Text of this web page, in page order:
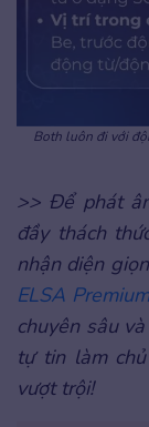
Both luôn đi với
>> Để phát
đầy thách
nhận diện
ELSA
chuyên sâu
tự tin làm
vượt trội!